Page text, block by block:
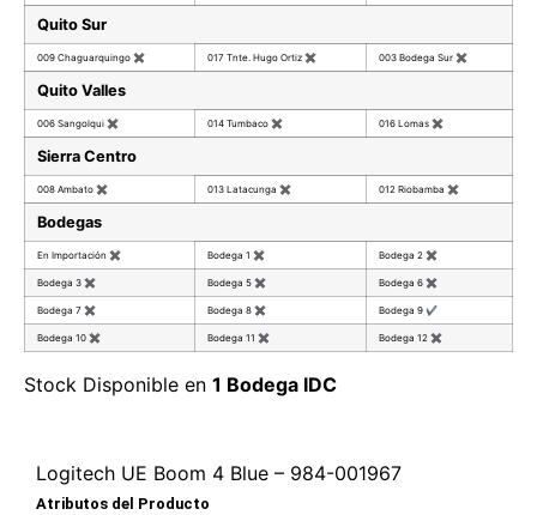
Quito Sur
009 Chaguarquingo ✖ 017 Tnte. Hugo Ortiz ✖ 003 Bodega Sur ✖
Quito Valles
006 Sangolqui ✖ 014 Tumbaco ✖ 016 Lomas ✖
Sierra Centro
008 Ambato ✖ 013 Latacunga ✖ 012 Riobamba ✖
Bodegas
En Importación ✖ Bodega 1 ✖ Bodega 2 ✖
Bodega 3 ✖ Bodega 5 ✖ Bodega 6 ✖
Bodega 7 ✖ Bodega 8 ✖ Bodega 9 ✔
Bodega 10 ✖ Bodega 11 ✖ Bodega 12 ✖
Stock Disponible en 1 Bodega IDC
Logitech UE Boom 4 Blue – 984-001967
Atributos del Producto